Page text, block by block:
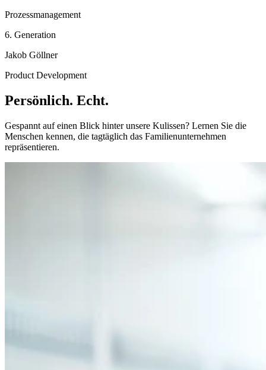
Prozessmanagement
6. Generation
Jakob Göllner
Product Development
Persönlich. Echt.
Gespannt auf einen Blick hinter unsere Kulissen? Lernen Sie die
Menschen kennen, die tagtäglich das Familienunternehmen
repräsentieren.